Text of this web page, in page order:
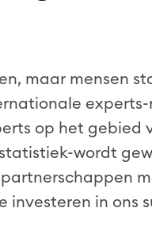
maar mensen
op het gebied
wordt
investeren in ons